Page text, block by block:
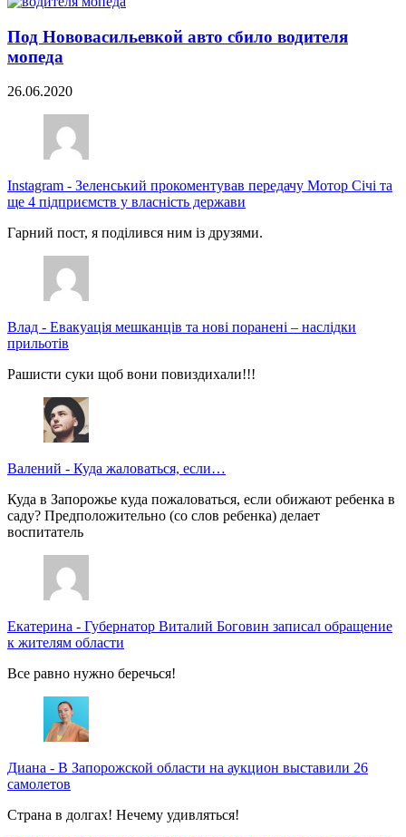
Под Нововасильевкой авто сбило водителя
мопеда
26.06.2020
Instagram - Зеленський прокоментував передачу Мотор Січі та
ще 4 підприємств у власність держави
Гарний пост, я поділився ним із друзями.
Влад - Евакуація мешканців та нові поранені – наслідки
прильотів
Рашисти суки щоб вони повиздихали!!!
Валений - Куда жаловаться, если…
Куда в Запорожье куда пожаловаться, если обижают ребенка в
саду? Предположительно (со слов ребенка) делает
воспитатель
Екатерина - Губернатор Виталий Боговин записал обращение
к жителям области
Все равно нужно беречься!
Диана - В Запорожской области на аукцион выставили 26
самолетов
Страна в долгах! Нечему удивляться!